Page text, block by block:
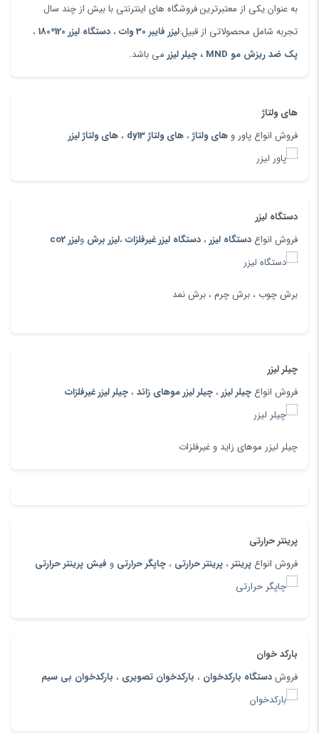
به عنوان یکی از معتبرترین فروشگاه های اینترنتی با بیش از چند سال
تجربه شامل محصولاتی از قبیل:لیزر فایبر 30 وات ، دستگاه لیزر 120*180
،
پک ضد ریزش مو MND
، چیلر لیزر می باشد.
های ولتاژ
فروش انواع پاور و های ولتاژ ، های ولتاژ dy13 ، های ولتاژ لیزر
دستگاه لیزر
فروش انواع دستگاه لیزر ، دستگاه لیزر غیرفلزات ،لیزر برش ولیزر co2
برش چوب ، برش چرم ، برش نمد
چیلر لیزر
فروش انواع چیلر لیزر ، چیلر لیزر موهای زائد ، چیلر لیزر غیرفلزات
چیلر لیزر موهای زاید و غیرفلزات
پرینتر حرارتی
فروش انواع پرینتر ، پرینتر حرارتی ، چاپگر حرارتی و فیش پرینتر حرارتی
بارکد خوان
فروشدستگاه بارکدخوان ، بارکدخوان تصویری ، بارکدخوان بی سیم
تحویل حضوری رایگان
آماده قرارداد با پزشکان ، سرمایه گذاران ،
کلینیک ها و سالن های زیبایی